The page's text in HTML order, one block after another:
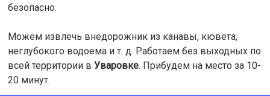
безопасно.
Можем извлечь внедорожник из канавы, кювета,
неглубокого водоема и т. д. Работаем без выходных по
всей территории в Уваровке. Прибудем на место за 10-
20 минут.